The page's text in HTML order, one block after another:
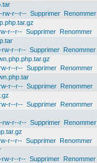
-rw-r--r-- Supprimer Renommer
r--r-- Supprimer Renommer
-rw-r--r-- Supprimer Renommer
r--r-- Supprimer Renommer
r--r-- Supprimer Renommer
r--r-- Supprimer Renommer
-rw-r--r-- Supprimer Renommer
r--r-- Supprimer Renommer
-rw-r--r-- Supprimer Renommer